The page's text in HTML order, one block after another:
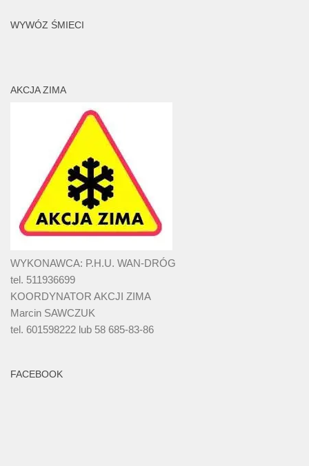
WYWÓZ ŚMIECI
AKCJA ZIMA
WYKONAWCA: P.H.U. WAN-DRÓG
tel. 511936699
KOORDYNATOR AKCJI ZIMA
Marcin SAWCZUK
tel. 601598222 lub 58 685-83-86
FACEBOOK